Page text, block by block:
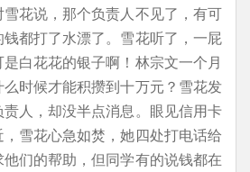
花说，那个负责人不见了，有可
都打了水漂了。雪花听了，一屁
白花花的银子啊！林宗文一个月
时候才能积攒到十万元？雪花发
人，却没半点消息。眼见信用卡
雪花心急如焚，她四处打电话给
们的帮助，但同学有的说钱都在